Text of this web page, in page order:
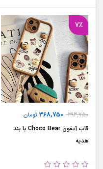
7٪
393,750
368,750 تومان
قاب آیفون Choco Bear با بند
هدیه